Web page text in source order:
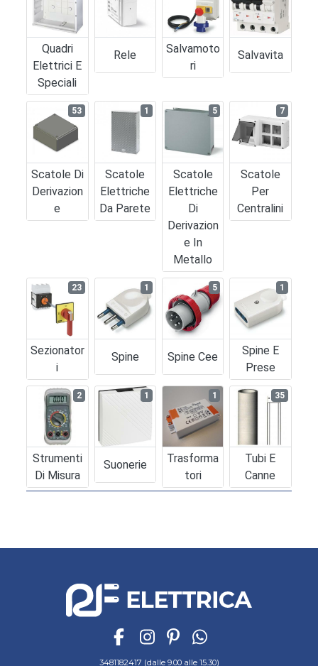
Quadri
Elettrici E
Speciali
Rele
Salvamoto
Ri
Salvavita
Scatole Di
Derivazion
E
53
Scatole
Elettriche
Da Parete
1
Scatole
Elettriche
Di
Derivazion
E In
Metallo
5
Scatole
Per
Centralini
7
Sezionator
I
23
Spine
1
Spine Cee
5
Spine E
Prese
1
Strumenti
Di Misura
2
Suonerie
1
Trasforma
Tori
1
Tubi E
Canne
35
3481182417 (dalle 9.00 alle 15.30)